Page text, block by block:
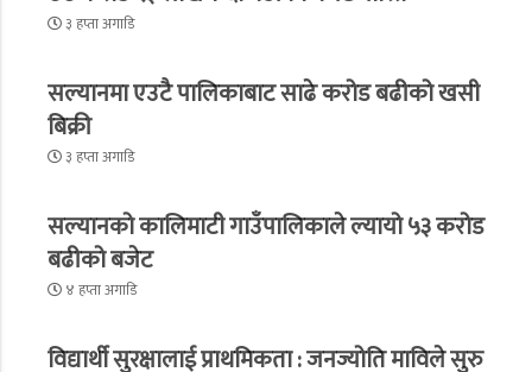
३ हप्ता अगाडि
सल्यानमा एउटै पालिकाबाट साढे करोड बढीको खसी
बिक्री
३ हप्ता अगाडि
सल्यानको कालिमाटी गाउँपालिकाले ल्यायो ५३ करोड
बढीको बजेट
४ हप्ता अगाडि
विद्यार्थी सुरक्षालाई प्राथमिकता : जनज्योति माविले सुरु